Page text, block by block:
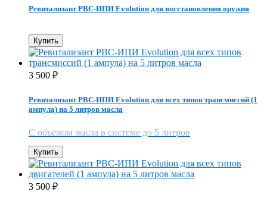
Ревитализант РВС-ИПИ Evolution для восстановления оружия
Купить
3 500 ₽
Ревитализант РВС-ИПИ Evolution для всех типов трансмиссий (1
ампула) на 5 литров масла
С объёмом масла в системе до 5 литров
Купить
3 500 ₽